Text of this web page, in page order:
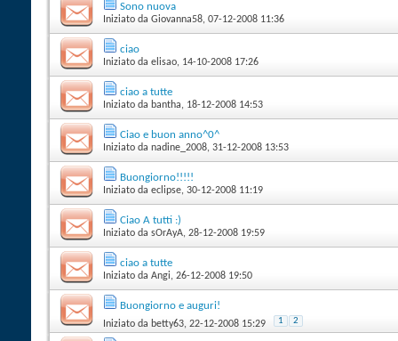
Sono nuova
Iniziato da Giovanna58‎, 07-12-2008 11:36
ciao
Iniziato da elisao‎, 14-10-2008 17:26
ciao a tutte
Iniziato da bantha‎, 18-12-2008 14:53
Ciao e buon anno^0^
Iniziato da nadine_2008‎, 31-12-2008 13:53
Buongiorno!!!!!
Iniziato da eclipse‎, 30-12-2008 11:19
Ciao A tutti :)
Iniziato da sOrAyA‎, 28-12-2008 19:59
ciao a tutte
Iniziato da Angi‎, 26-12-2008 19:50
Buongiorno e auguri!
Iniziato da betty63‎, 22-12-2008 15:29 1 2